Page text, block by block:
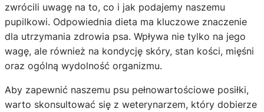
zwrócili uwagę na to, co i jak podajemy naszemu
pupilkowi. Odpowiednia dieta ma kluczowe znaczenie
dla utrzymania zdrowia psa. Wpływa nie tylko na jego
wagę, ale również na kondycję skóry, stan kości, mięśni
oraz ogólną wydolność organizmu.
Aby zapewnić naszemu psu pełnowartościowe posiłki,
warto skonsultować się z weterynarzem, który dobierze